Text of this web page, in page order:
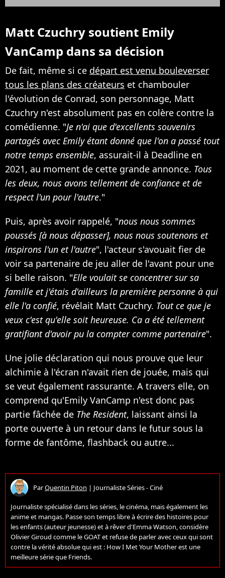
Matt Czuchry soutient Emily
VanCamp dans sa décision
De fait, même si ce départ est venu bouleverser
tous les plans des créateurs et chambouler
l'évolution de Conrad, son personnage, Matt
Czuchry n'est absolument pas en colère contre la
comédienne. "Je n'ai que d'excellents souvenirs
partagés avec Emily étant donné que l'on a passé tout
notre temps ensemble, assurait-il à Deadline en
2021, au moment de cette grande annonce. Tous
les deux, nous avons tellement de confiance et de
respect l'un pour l'autre."
Puis, après avoir rappelé, "nous nous sommes
poussés [à nous dépasser], nous nous soutenons et
inspirons l'un et l'autre", l'acteur s'avouait fier de
voir sa partenaire de jeu aller de l'avant pour une
si belle raison. "Elle voulait se concentrer sur sa
famille et j'étais d'ailleurs la première personne à qui
elle l'a confié, révélait Matt Czuchry. Tout ce que je
veux c'est qu'elle soit heureuse. Ca a été tellement
gratifiant d'avoir pu la compter comme partenaire".
Une jolie déclaration qui nous prouve que leur
alchimie à l'écran n'avait rien de jouée, mais qui
se veut également rassurante. A travers elle, on
comprend qu'Emily VanCamp n'est donc pas
partie fâchée de The Resident, laissant ainsi la
porte ouverte à un retour dans le futur sous la
forme de fantôme, flashback ou autre...
ParQuentin Piton | Journaliste Séries - Ciné
Journaliste spécialisé dans les séries, le cinéma, mais également les
anime et mangas. Passe son temps libre à écrire des histoires pour
les enfants (auteur jeunesse) et à rêver d'Emma Watson, considère
Olivier Giroud comme le GOAT et refuse de parler avec ceux qui sont
contre la vérité absolue qui est : How I Met Your Mother est une
meilleure série que Friends.